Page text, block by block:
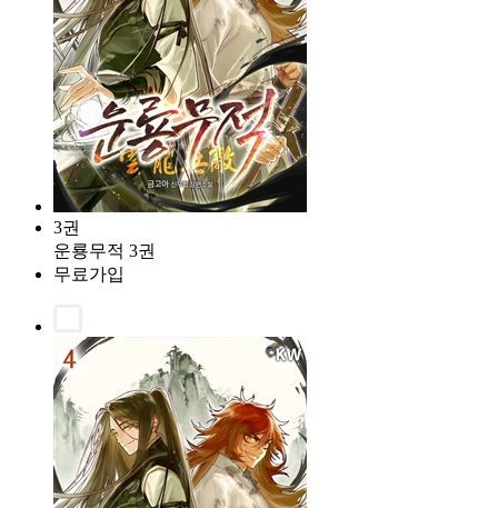
3권
운룡무적 3권
무료가입